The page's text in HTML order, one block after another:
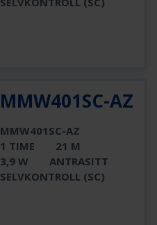
MMW401SC-AZ
MMW401SC-AZ
1 TIME
21 M
3,9 W
ANTRASITT
SELVKONTROLL (SC)